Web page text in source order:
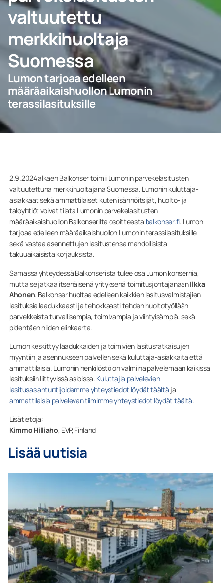
Kotiin
Ammattilaisille
valtuutettu
merkkihuoltaja
Suomessa
Lumon tarjoaa edelleen
määräaikaishuollon Lumonin
terassilasituksille
2.9.2024 alkaen Balkonser toimii Lumonin parvekelasitusten
valtuutettuna merkkihuoltajana Suomessa. Lumonin kuluttaja-
asiakkaat sekä ammattilaiset kuten isännöitsijät, huolto- ja
taloyhtiöt voivat tilata Lumonin parvekelasitusten
määräaikaishuollon Balkonserilta osoitteesta balkonser.fi. Lumon
tarjoaa edelleen määräaikaishuollon Lumonin terassilasituksille
sekä vastaa asennettujen lasitustensa mahdollisista
takuuaikaisista korjauksista.
Samassa yhteydessä Balkonserista tulee osa Lumon konsernia,
mutta se jatkaa itsenäisenä yrityksenä toimitusjohtajanaanIlkka
Ahonen. Balkonser huoltaa edelleen kaikkien lasitusvalmistajien
lasituksia laadukkaasti ja tehokkaasti tehden huoltotyöllään
parvekkeista turvallisempia, toimivampia ja viihtyisämpiä, sekä
pidentäen niiden elinkaarta.
Lumon keskittyy laadukkaiden ja toimivien lasitusratkaisujen
myyntiin ja asennukseen palvellen sekä kuluttaja-asiakkaita että
ammattilaisia. Lumonin henkilöstö on valmiina palvelemaan kaikissa
lasituksiin liittyvissä asioissa. Kuluttajia palvelevien
lasitusasiantuntijoidemme yhteystiedot löydät täältä ja
ammattilaisia palvelevan tiimimme yhteystiedot löydät täältä.
Lisätietoja:
Kimmo Hilliaho, EVP, Finland
Lisää uutisia